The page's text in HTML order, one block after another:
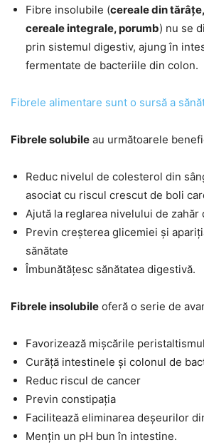
Fibre insolubile (cereale din
cereale integrale, porumb) nu se
prin sistemul digestiv, ajung în
fermentate de bacteriile din colon.
Fibrele alimentare sunt o sursă a
Fibrele solubile au următoarele
Reduc nivelul de colesterol din
asociat cu riscul crescut de boli
Ajută la reglarea nivelului de zahăr
Previn creșterea glicemiei și
sănătate
Îmbunătățesc sănătatea digestivă.
Fibrele insolubile oferă o serie de
Favorizează mișcările
Curăță intestinele și colonul de
Reduc riscul de cancer
Previn constipația
Facilitează eliminarea deșeurilor
Mențin un pH bun în intestine.